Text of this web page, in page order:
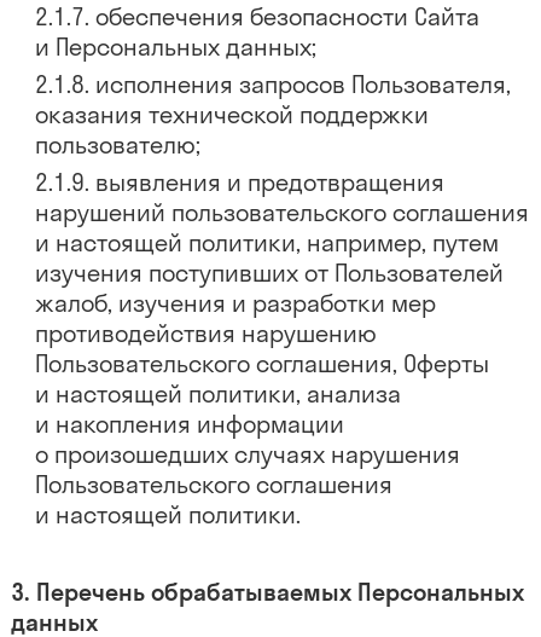
обеспечения безопасности Сайта
и Персональных данных;
исполнения запросов Пользователя,
оказания технической поддержки
пользователю;
выявления и предотвращения
нарушений пользовательского соглашения
и настоящей политики, например, путем
изучения поступивших от Пользователей
жалоб, изучения и разработки мер
противодействия нарушению
Пользовательского соглашения, Оферты
и настоящей политики, анализа
и накопления информации
о произошедших случаях нарушения
Пользовательского соглашения
и настоящей политики.
Перечень обрабатываемых Персональных
данных